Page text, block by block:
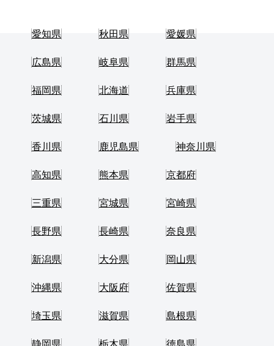
愛知県 秋田県 愛媛県
広島県 岐阜県 群馬県
福岡県 北海道 兵庫県
茨城県 石川県 岩手県
香川県 鹿児島県 神奈川県
高知県 熊本県 京都府
三重県 宮城県 宮崎県
長野県 長崎県 奈良県
新潟県 大分県 岡山県
沖縄県 大阪府 佐賀県
埼玉県 滋賀県 島根県
静岡県 栃木県 徳島県